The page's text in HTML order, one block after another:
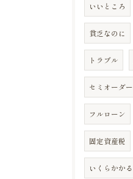
いいところ
貧乏なのに
トラブル
セミオーダー
フルローン
固定資産税
いくらかかる